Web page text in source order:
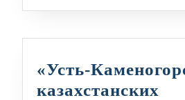
«Усть-
казахстанских